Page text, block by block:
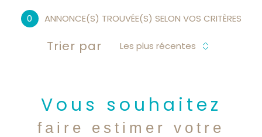
0 ANNONCE(S) TROUVÉE(S) SELON VOS CRITÈRES
Trier par Les plus récentes
Vous souhaitez
faire estimer votre